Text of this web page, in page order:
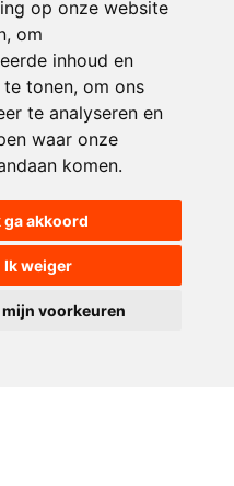
op onze website
om
inhoud en
tonen, om ons
te analyseren en
waar onze
komen.
ga akkoord
Ik weiger
voorkeuren